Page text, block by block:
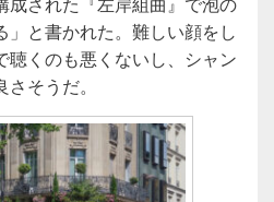
」と書かれた。難しい顔をし
聴くのも悪くないし、シャン
そうだ。